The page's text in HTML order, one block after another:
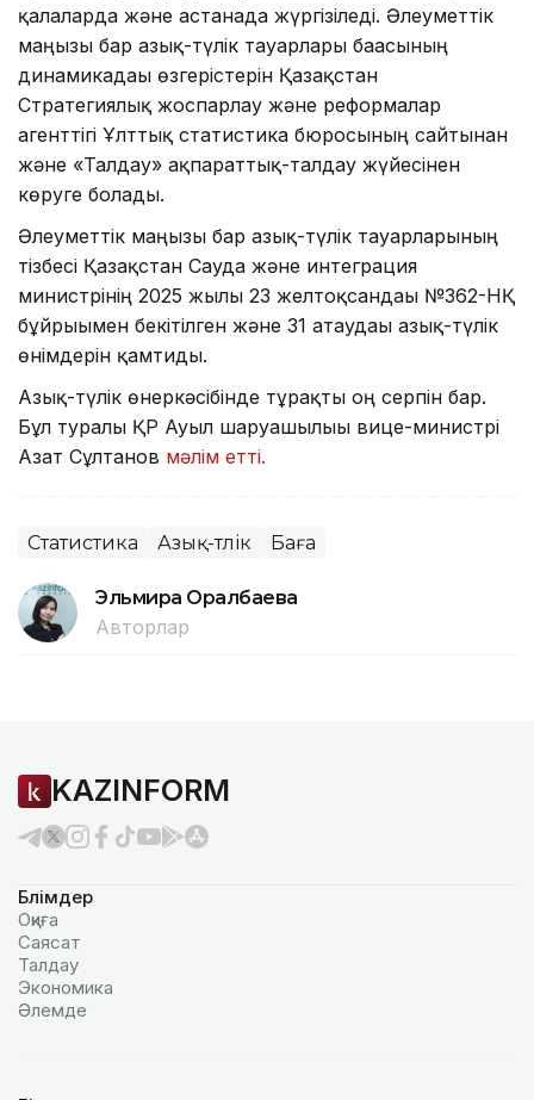
қалаларда және астанада жүргізіледі. Әлеуметтік
маңызы бар азық-түлік тауарлары бағасының
динамикадағы өзгерістерін Қазақстан
Стратегиялық жоспарлау және реформалар
агенттігі Ұлттық статистика бюросының сайтынан
және «Талдау» ақпараттық-талдау жүйесінен
көруге болады.
Әлеуметтік маңызы бар азық-түлік тауарларының
тізбесі Қазақстан Сауда және интеграция
министрінің 2025 жылғы 23 желтоқсандағы №362-НҚ
бұйрығымен бекітілген және 31 атаудағы азық-түлік
өнімдерін қамтиды.
Азық-түлік өнеркәсібінде тұрақты оң серпін бар.
Бұл туралы ҚР Ауыл шаруашылығы вице-министрі
Азат Сұлтанов мәлім етті.
Статистика Азық-түлік Баға
Эльмира Оралбаева
Авторлар
KAZINFORM
Бөлімдер
Оқиға
Саясат
Талдау
Экономика
Әлемде